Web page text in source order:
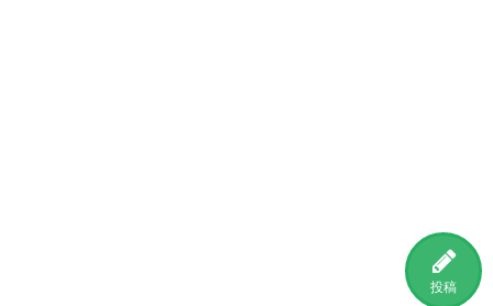
投稿